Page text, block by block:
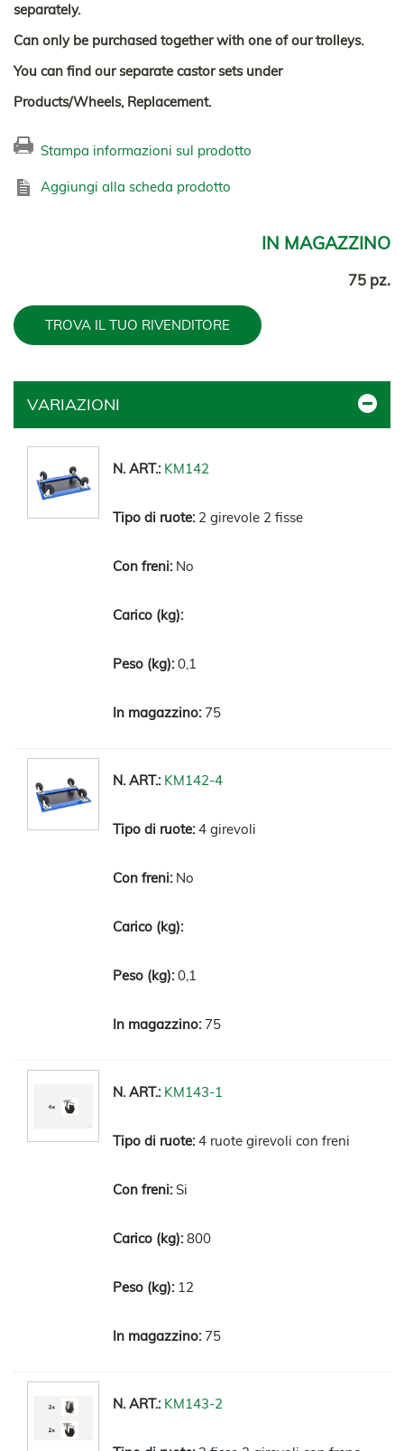
separately.
Can only be purchased together with one of our trolleys.
You can find our separate castor sets under
Products/Wheels, Replacement.
Stampa informazioni sul prodotto
Aggiungi alla scheda prodotto
IN MAGAZZINO
75 pz.
TROVA IL TUO RIVENDITORE
VARIAZIONI
KM142
2 girevole 2 fisse
No
0,1
75
KM142-4
4 girevoli
No
0,1
75
KM143-1
4 ruote girevoli con freni
Si
800
12
75
KM143-2